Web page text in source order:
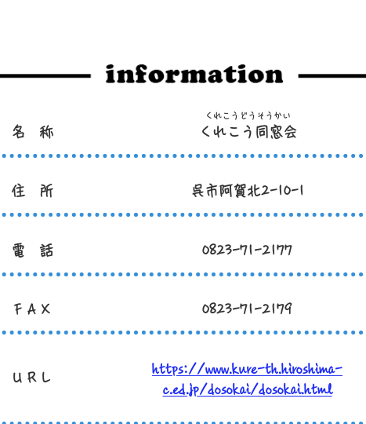
くれこうどうそうかい
名 称 くれこう同窓会
住 所 呉市阿賀北2-10-1
電 話 0823-71-2177
F A X 0823-71-2179
U R L
https://www.kure-th.hiroshima-
c.ed.jp/dosokai/dosokai.html